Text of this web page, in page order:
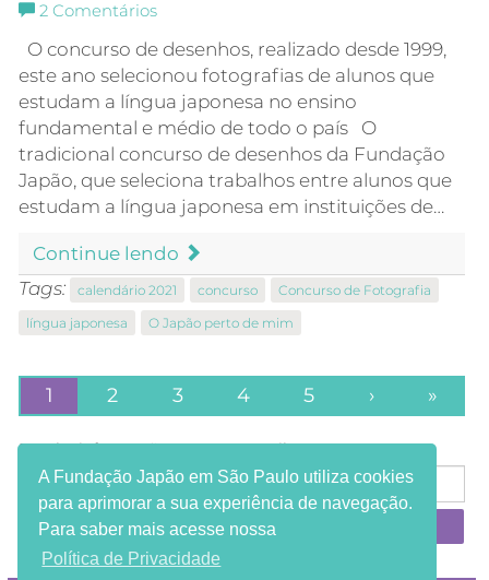
2 Comentários
O concurso de desenhos, realizado desde 1999,
este ano selecionou fotografias de alunos que
estudam a língua japonesa no ensino
fundamental e médio de todo o país O
tradicional concurso de desenhos da Fundação
Japão, que seleciona trabalhos entre alunos que
estudam a língua japonesa em instituições de…
Continue lendo
Tags:
calendário 2021 concurso
Concurso de Fotografia
língua japonesa
O Japão perto de mim
1 2 3 4 5 › »
Receba informações em seu e-mail:
A Fundação Japão em São Paulo utiliza cookies
para aprimorar a sua experiência de navegação.
Para saber mais acesse nossa
Política de Privacidade